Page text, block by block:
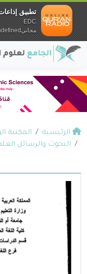
الرئيسية المكتبة
البحوث والرسائل
تطبيق
EDC
مجانيundefined